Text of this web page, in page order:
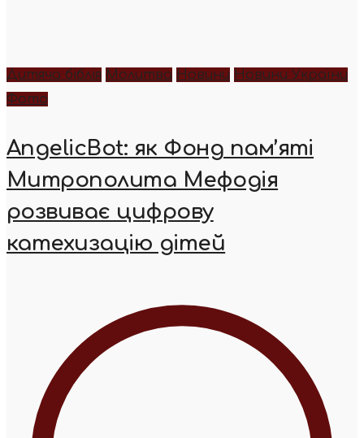
Дитяча біблія Молитва Новини Новини України
Фото
AngelicBot: як Фонд пам’яті
Митрополита Мефодія
розвиває цифрову
катехизацію дітей